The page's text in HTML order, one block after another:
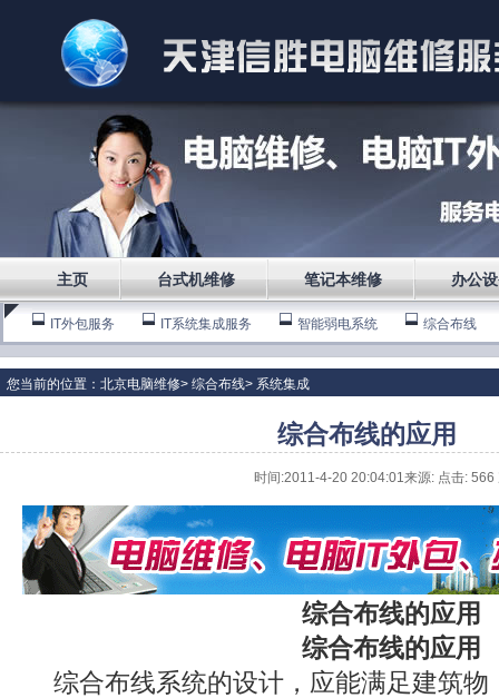
主页 台式机维修 笔记本维修 办公
IT外包服务 IT系统集成服务 智能弱电系统 综合布线
您当前的位置： 北京电脑维修> 综合布线> 系统集成
综合布线的应用
时间:2011-4-20 20:04:01来源: 点击: 566
综合布线的应用
综合布线的应用
综合布线系统的设计，应能满足建筑物